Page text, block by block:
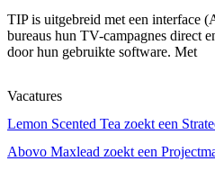
TIP is uitgebreid met een interface
bureaus hun TV-campagnes direct
door hun gebruikte software. Met
Vacatures
Lemon Scented Tea zoekt een
Abovo Maxlead zoekt een